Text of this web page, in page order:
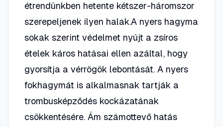
étrendünkben hetente kétszer-háromszor
szerepeljenek ilyen halak.A nyers hagyma
sokak szerint védelmet nyújt a zsíros
ételek káros hatásai ellen azáltal, hogy
gyorsítja a vérrögök lebontását. A nyers
fokhagymát is alkalmasnak tartják a
trombusképződés kockázatának
csökkentésére. Ám számottevő hatás